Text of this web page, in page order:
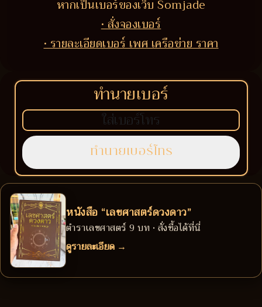
หากเป็นเบอร์ของเว็บ Somjade
• สั่งจองเบอร์
• รายละเอียดเบอร์ เพศ เครือข่าย ราคา
ทำนายเบอร์
หนังสือ “เลขศาสตร์ดวงดาว”
ตำราเลขศาสตร์ 9 บท • สั่งซื้อได้ที่นี่
ดูรายละเอียด →